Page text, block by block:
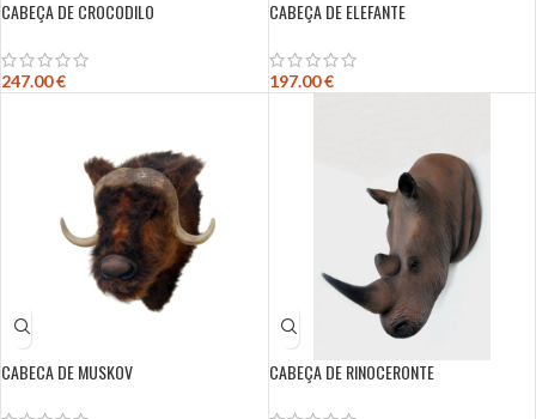
CABEÇA DE CROCODILO
247.00€
CABEÇA DE ELEFANTE
197.00€
CABECA DE MUSKOV CABEÇA DE RINOCERONTE